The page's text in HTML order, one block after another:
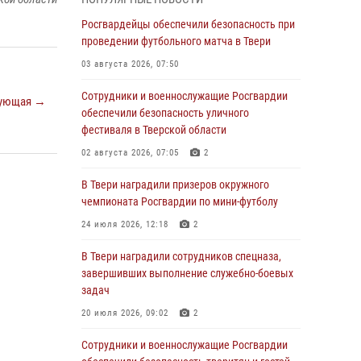
→
Росгвардии Героя России генерала армии
Виктора Золотова с заместителем
полномочного представителя Президента
31 июля 2026, 05:42 4
Росгвардейцы в Твери приняли участие в
молебне, посвященном Дню Крещения Руси
Сотрудники вневедомственной охраны
совершили 250 выездов и пресекли 20
области
27 июля 2026, 08:29
В Твери наградили призеров окружного
24 июля 2026, 12:18 2
Росгвардейцы обеспечили безопасность при
проведении футбольного матча в Твери
03 августа 2026, 07:50
Сотрудники и военнослужащие Росгвардии
обеспечили безопасность уличного
фестиваля в Тверской области
02 августа 2026, 07:05 2
В Твери наградили призеров окружного
чемпионата Росгвардии по мини-футболу
24 июля 2026, 12:18 2
В Твери наградили сотрудников спецназа,
завершивших выполнение служебно-боевых
задач
20 июля 2026, 09:02 2
Сотрудники и военнослужащие Росгвардии